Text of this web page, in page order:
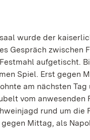
wurde der
Gespräch zwischen
aufgetischt.
Spiel. Erst gegen
am nächsten
vom anwesenden
rund um
Mittag, als